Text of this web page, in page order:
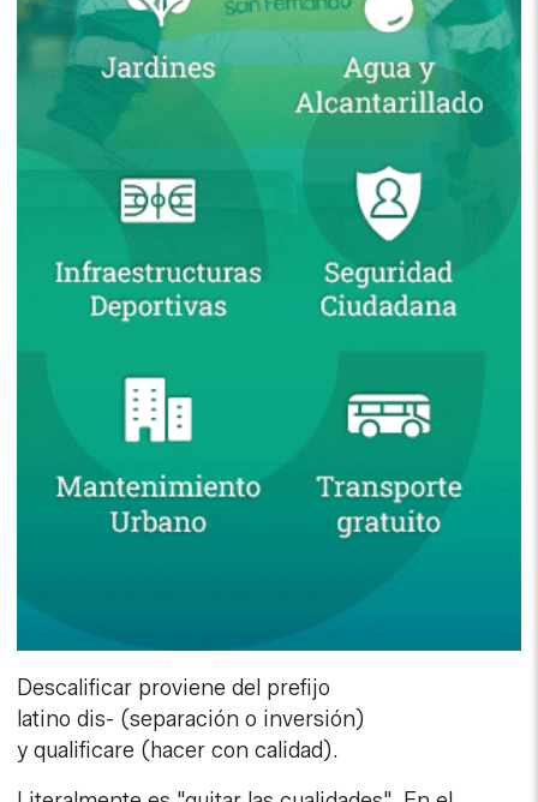
Descalificar proviene del prefijo
latino dis- (separación o inversión)
y qualificare (hacer con calidad).